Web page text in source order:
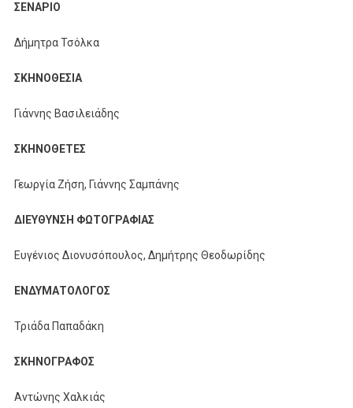
ΣΕΝΑΡΙΟ
Δήμητρα Τσόλκα
ΣΚΗΝΟΘΕΣΙΑ
Γιάννης Βασιλειάδης
ΣΚΗΝΟΘΕΤΕΣ
Γεωργία Ζήση, Γιάννης Σαμπάνης
ΔΙΕΥΘΥΝΣΗ ΦΩΤΟΓΡΑΦΙΑΣ
Ευγένιος Διονυσόπουλος, Δημήτρης Θεοδωρίδης
ΕΝΔΥΜΑΤΟΛΟΓΟΣ
Τριάδα Παπαδάκη
ΣΚΗΝΟΓΡΑΦΟΣ
Αντώνης Χαλκιάς